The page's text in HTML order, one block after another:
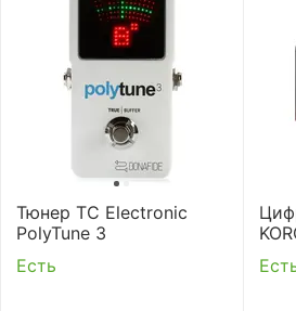
Тюнер TC Electronic
PolyTune 3
Есть